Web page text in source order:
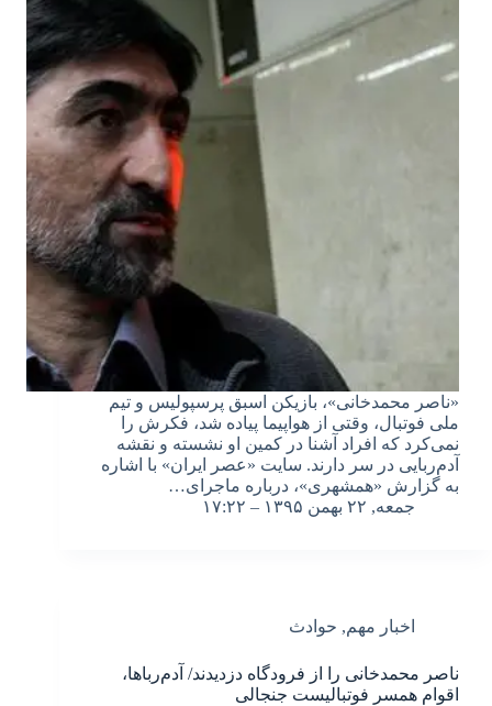
«ناصر محمدخانی»، بازیکن اسبق پرسپولیس و تیم
ملی فوتبال، وقتی از هواپیما پیاده شد، فکرش را
نمی‌کرد که افراد آشنا در کمین او نشسته و نقشه
آدم‌ربایی در سر دارند. سایت «عصر ایران» با اشاره
به گزارش «همشهری»، درباره ماجرای…
جمعه, ۲۲ بهمن ۱۳۹۵ – ۱۷:۲۲
اخبار مهم, حوادث
ناصر محمدخانی را از فرودگاه دزدیدند/ آدم‌رباها،
اقوام همسر فوتبالیست جنجالی